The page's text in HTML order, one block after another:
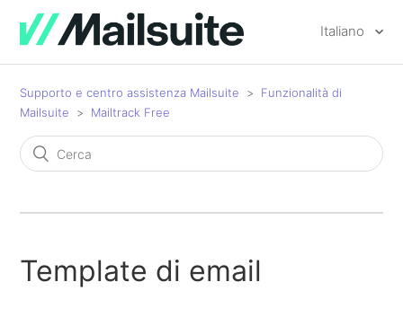
Italiano
Supporto e centro assistenza Mailsuite
Funzionalità di
Mailsuite
Mailtrack Free
Template di email